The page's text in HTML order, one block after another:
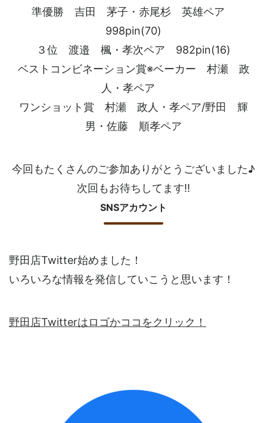
準優勝 吉田 茅子・赤尾杉 英雄ペア
998pin(70)
３位 渡邉 楓・孝次ペア 982pin(16)
ベストコンビネーション賞※ベーカー 村瀬 政
人・孝ペア
ワンショット賞 村瀬 政人・孝ペア/野田 輝
男・佐藤 順孝ペア
今回もたくさんのご参加ありがとうございました♪
次回もお待ちしてます!!
SNSアカウント
野田店Twitter始めました！
いろいろな情報を発信していこうと思います！
野田店Twitterはロゴかココをクリック！